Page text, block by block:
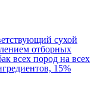
сухой
отборных
всех пород на всех
15%